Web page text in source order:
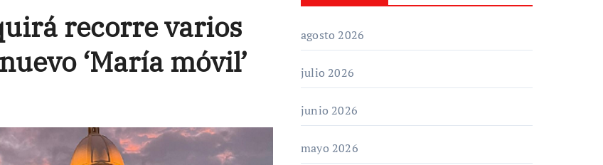
recorre varios
‘María móvil’
agosto 2026
julio 2026
junio 2026
mayo 2026